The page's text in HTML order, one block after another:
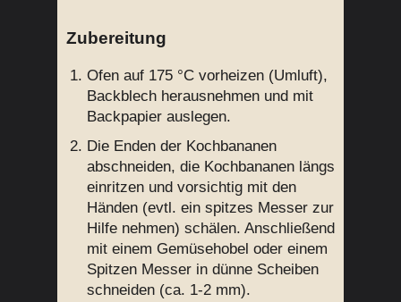
Zubereitung
Ofen auf 175 °C vorheizen (Umluft),
Backblech herausnehmen und mit
Backpapier auslegen.
Die Enden der Kochbananen
abschneiden, die Kochbananen längs
einritzen und vorsichtig mit den
Händen (evtl. ein spitzes Messer zur
Hilfe nehmen) schälen. Anschließend
mit einem Gemüsehobel oder einem
Spitzen Messer in dünne Scheiben
schneiden (ca. 1-2 mm).